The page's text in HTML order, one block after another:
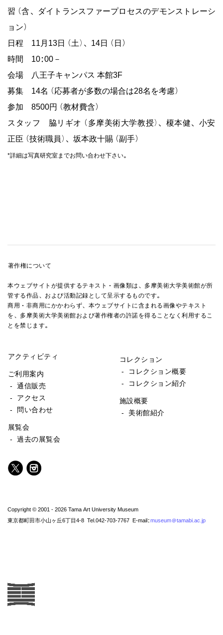
習（含、ダイトランスファープロセスのデモンストレーシ
ョン）
日程 11月13日（土）、14日（日）
時間 10:00－
会場 八王子キャンパス 本館3F
募集 14名（応募者が多数の場合は28名を考慮）
参加 8500円（教材費含）
スタッフ 脇リギオ（多摩美術大学教授）、榎本健、小安
正臣（技術職員）、坂本政十賜（副手）
著作権について
本ウェブサイトが提供するテキスト・画像類は、多摩美術大学美術館が所
管する作品、および活動記録として呈示するものです。
商用・非商用にかかわらず、本ウェブサイトに含まれる画像やテキスト
を、多摩美術大学美術館および著作権者の許諾を得ることなく利用するこ
とを禁じます。
アクティビティ
ご利用案内
- 通信販売
- アクセス
- 問い合わせ
展覧会
- 過去の展覧会
コレクション
- コレクション概要
- コレクション紹介
施設概要
- 美術館紹介
Copyright © 2001 - 2026 Tama Art University Museum
東京都町田市小山ヶ丘6丁目4-8 Tel.042-703-7767 E-mail:museum@tamabi.ac.jp